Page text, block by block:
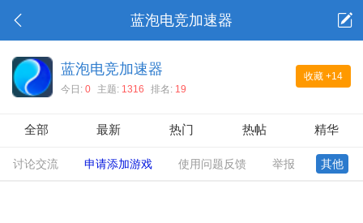
蓝泡电竞加速器
收藏 +14
蓝泡电竞加速器
今日: 0 主题: 1316 排名: 19
全部 最新 热门 热帖 精华
讨论交流 申请添加游戏 使用问题反馈 举报 其他